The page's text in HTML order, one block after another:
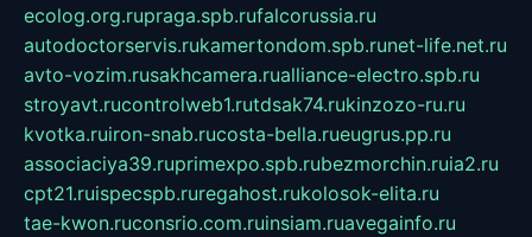
ecolog.org.rupraga.spb.rufalcorussia.ru
autodoctorservis.rukamertondom.spb.runet-life.net.ru
avto-vozim.rusakhcamera.rualliance-electro.spb.ru
stroyavt.rucontrolweb1.rutdsak74.rukinzozo-ru.ru
kvotka.ruiron-snab.rucosta-bella.rueugrus.pp.ru
associaciya39.ruprimexpo.spb.rubezmorchin.ruia2.ru
cpt21.ruispecspb.ruregahost.rukolosok-elita.ru
tae-kwon.ruconsrio.com.ruinsiam.ruavegainfo.ru